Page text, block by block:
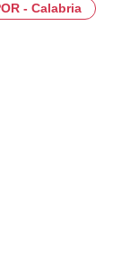
- Calabria